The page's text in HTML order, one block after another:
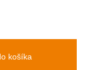
košíka